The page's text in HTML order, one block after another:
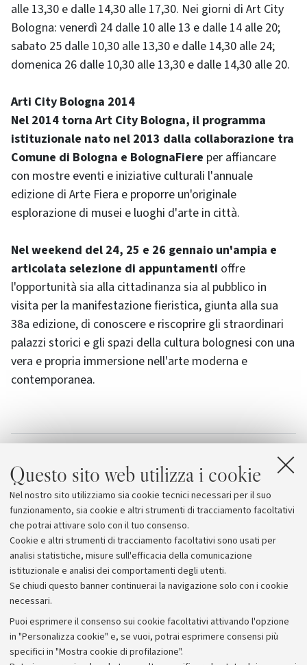
Questo sito web utilizza i cookie
Nel nostro sito utilizziamo sia cookie tecnici necessari per il suo
funzionamento, sia cookie e altri strumenti di tracciamento facoltativi
che potrai attivare solo con il tuo consenso.
Cookie e altri strumenti di tracciamento facoltativi sono usati per
analisi statistiche, misure sull'efficacia della comunicazione
istituzionale e analisi dei comportamenti degli utenti.
Se chiudi questo banner continuerai la navigazione solo con i cookie
necessari.
Puoi esprimere il consenso sui cookie facoltativi attivando l'opzione
in "Personalizza cookie" e, se vuoi, potrai esprimere consensi più
specifici in "Mostra cookie di profilazione".
alle 13,30 e dalle 14,30 alle 17,30. Nei giorni di Art City
Bologna: venerdì 24 dalle 10 alle 13 e dalle 14 alle 20;
sabato 25 dalle 10,30 alle 13,30 e dalle 14,30 alle 24;
domenica 26 dalle 10,30 alle 13,30 e dalle 14,30 alle 20.
Arti City Bologna 2014
Nel 2014 torna Art City Bologna, il programma
istituzionale nato nel 2013 dalla collaborazione tra
Comune di Bologna e BolognaFiere per affiancare
con mostre eventi e iniziative culturali l'annuale
edizione di Arte Fiera e proporre un'originale
esplorazione di musei e luoghi d'arte in città.
Nel weekend del 24, 25 e 26 gennaio un'ampia e
articolata selezione di appuntamenti offre
l'opportunità sia alla cittadinanza sia al pubblico in
visita per la manifestazione fieristica, giunta alla sua
38a edizione, di conoscere e riscoprire gli straordinari
palazzi storici e gli spazi della cultura bolognesi con una
vera e propria immersione nell'arte moderna e
contemporanea.
Arte Fiera
Blue and Joy
Archivio
Comunicati stampa